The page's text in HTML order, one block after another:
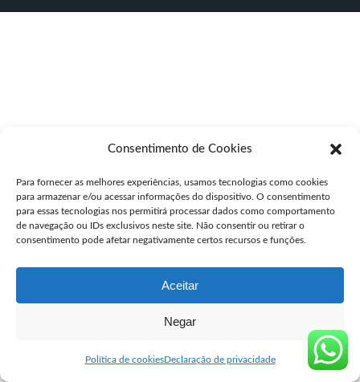
Consentimento de Cookies
Para fornecer as melhores experiências, usamos tecnologias como cookies
para armazenar e/ou acessar informações do dispositivo. O consentimento
para essas tecnologias nos permitirá processar dados como comportamento
de navegação ou IDs exclusivos neste site. Não consentir ou retirar o
consentimento pode afetar negativamente certos recursos e funções.
Aceitar
Negar
Política de cookiesDeclaração de privacidade